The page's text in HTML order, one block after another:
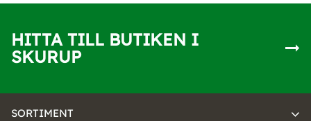
HITTA TILL BUTIKEN I
SKURUP
SORTIMENT